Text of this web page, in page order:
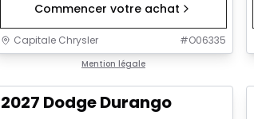
Commencer votre achat
Capitale Chrysler #O06335
Mention légale
2027 Dodge Durango